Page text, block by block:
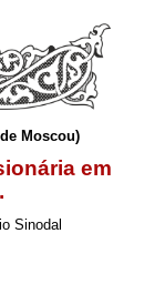
Moscou)
em
Sinodal